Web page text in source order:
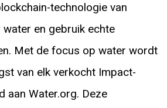
technologie van
water en gebruik echte
Met de focus op water wordt
van elk verkocht Impact-
aan Water.org. Deze